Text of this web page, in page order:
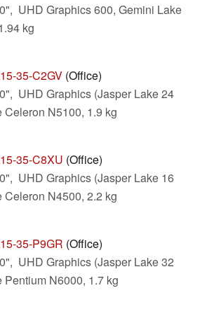
UHD Graphics 600, Gemini Lake
kg
35-C2GV (Office)
UHD Graphics (Jasper Lake 24
Celeron N5100, 1.9 kg
35-C8XU (Office)
UHD Graphics (Jasper Lake 16
Celeron N4500, 2.2 kg
35-P9GR (Office)
UHD Graphics (Jasper Lake 32
Pentium N6000, 1.7 kg